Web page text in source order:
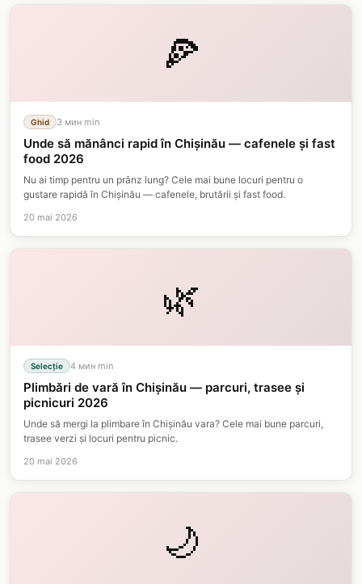
🍕
Ghid 3 мин min
Unde să mănânci rapid în Chișinău — cafenele și fast
food 2026
Nu ai timp pentru un prânz lung? Cele mai bune locuri pentru o
gustare rapidă în Chișinău — cafenele, brutării și fast food.
20 mai 2026
🌿
Selecție 4 мин min
Plimbări de vară în Chișinău — parcuri, trasee și
picnicuri 2026
Unde să mergi la plimbare în Chișinău vara? Cele mai bune parcuri,
trasee verzi și locuri pentru picnic.
20 mai 2026
🌙